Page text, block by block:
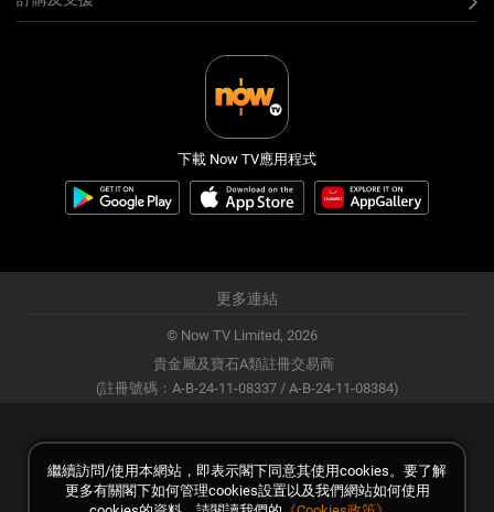
下載 Now TV應用程式
更多連結
© Now TV Limited, 2026
貴金屬及寶石A類註冊交易商
(註冊號碼：A-B-24-11-08337 / A-B-24-11-08384)
繼續訪問/使用本網站，即表示閣下同意其使用cookies。要了解
更多有關閣下如何管理cookies設置以及我們網站如何使用